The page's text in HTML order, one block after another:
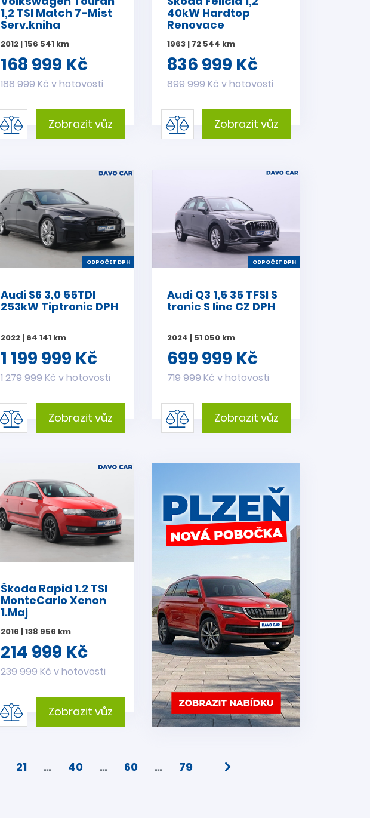
1,2 TSI Match 7-Míst
Serv.kniha
2012 | 156 541 km
168 999 Kč
188 999 Kč v hotovosti
Zobrazit vůz
40kW Hardtop
Renovace
1963 | 72 544 km
836 999 Kč
899 999 Kč v hotovosti
Zobrazit vůz
ODPOČET DPH
Audi S6 3,0 55TDI
253kW Tiptronic DPH
2022 | 64 141 km
1 199 999 Kč
1 279 999 Kč v hotovosti
Zobrazit vůz
ODPOČET DPH
Audi Q3 1,5 35 TFSI S
tronic S line CZ DPH
2024 | 51 050 km
699 999 Kč
719 999 Kč v hotovosti
Zobrazit vůz
Škoda Rapid 1.2 TSI
MonteCarlo Xenon
1.Maj
2016 | 138 956 km
214 999 Kč
239 999 Kč v hotovosti
Zobrazit vůz
21 … 40 … 60 … 79